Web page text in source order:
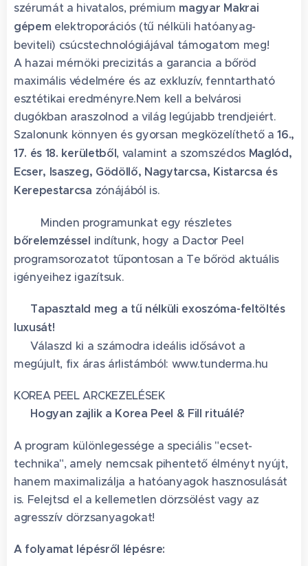
szérumát a hivatalos, prémium magyar Makrai
gépem elektroporációs (tű nélküli hatóanyag-
beviteli) csúcstechnológiájával támogatom meg! 🇭🇺
A hazai mérnöki precizitás a garancia a bőröd
maximális védelmére és az exkluzív, fenntartható
esztétikai eredményre.Nem kell a belvárosi
dugókban araszolnod a világ legújabb trendjeiért.
Szalonunk könnyen és gyorsan megközelíthető a16.,
17. és 18. kerületből, valamint a szomszédos Maglód,
Ecser, Isaszeg, Gödöllő, Nagytarcsa, Kistarcsa és
Kerepestarcsa zónájából is.
🚗🌿Minden programunkat egy részletes
bőrelemzéssel indítunk, hogy a Dactor Peel
programsorozatot tűpontosan a Te bőröd aktuális
igényeihez igazítsuk.
Tapasztald meg a tű nélküli exoszóma-feltöltés
luxusát!
🌐 Válaszd ki a számodra ideális idősávot a
megújult, fix áras árlistámból: www.tunderma.hu
KOREA PEEL ARCKEZELÉSEK
🖌️ Hogyan zajlik a Korea Peel & Fill rituálé?
A program különlegessége a speciális "ecset-
technika", amely nemcsak pihentető élményt nyújt,
hanem maximalizálja a hatóanyagok hasznosulását
is. Felejtsd el a kellemetlen dörzsölést vagy az
agresszív dörzsanyagokat!
A folyamat lépésről lépésre: